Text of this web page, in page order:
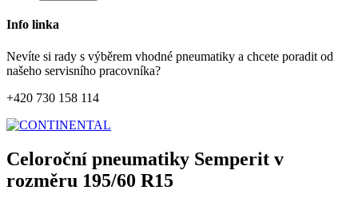
Info linka
Nevíte si rady s výběrem vhodné pneumatiky a chcete poradit od
našeho servisního pracovníka?
+420 730 158 114
Celoroční pneumatiky Semperit v
rozměru 195/60 R15